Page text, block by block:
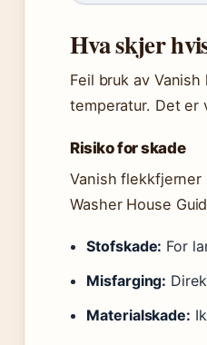
Hva skjer
Feil bruk av
temperatur. Det er
Risiko for skade
Vanish
Washer House
Stofskade: For
Misfarging:
Materialskade: